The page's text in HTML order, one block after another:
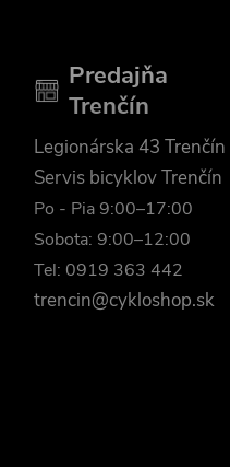
Predajňa
Trenčín
Legionárska 43 Trenčín
Servis bicyklov Trenčín
Po - Pia 9:00–17:00
Sobota: 9:00–12:00
Tel: 0919 363 442
trencin@cykloshop.sk